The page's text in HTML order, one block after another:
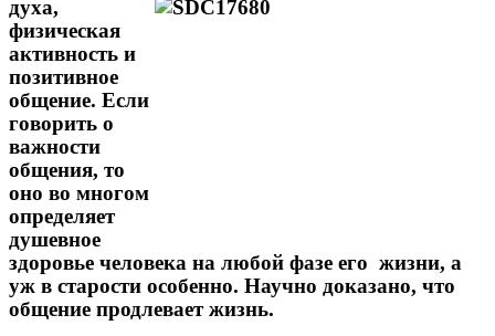
духа,
физическая
активность и
позитивное
общение. Если
говорить о
важности
общения, то
оно во многом
определяет
душевное
здоровье человека на любой фазе его жизни, а
уж в старости особенно. Научно доказано, что
общение продлевает жизнь.